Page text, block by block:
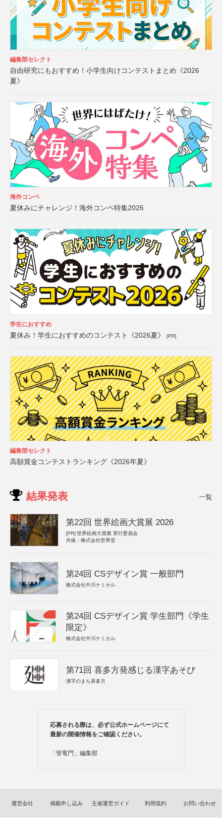
編集部セレクト
自由研究にもおすすめ！小学生向けコンテストまとめ《2026
夏》
海外コンペ
夏休みにチャレンジ！海外コンペ特集2026
学生におすすめ
夏休み！学生におすすめのコンテスト《2026夏》 [PR]
編集部セレクト
高額賞金コンテストランキング《2026年夏》
結果発表 一覧
第22回 世界絵画大賞展 2026
[PR] 世界絵画大賞展 実行委員会
共催：株式会社世界堂
第24回 CSデザイン賞 一般部門
株式会社中川ケミカル
第24回 CSデザイン賞 学生部門《学生
限定》
株式会社中川ケミカル
第71回 喜多方発感じる漢字あそび
漢字のまち喜多方
応募される際は、必ず公式ホームページにて
最新の開催情報をご確認ください。
「登竜門」編集部
運営会社 掲載申し込み 主催運営ガイド 利用規約 お問い合わせ